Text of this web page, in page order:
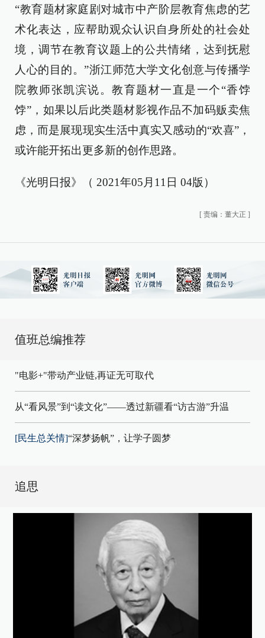
“教育题材家庭剧对城市中产阶层教育焦虑的艺
术化表达，应帮助观众认识自身所处的社会处
境，调节在教育议题上的公共情绪，达到抚慰
人心的目的。”浙江师范大学文化创意与传播学
院教师张凯滨说。教育题材一直是一个“香饽
饽”，如果以后此类题材影视作品不加码贩卖焦
虑，而是展现现实生活中真实又感动的“欢喜”，
或许能开拓出更多新的创作思路。
《光明日报》（ 2021年05月11日 04版）
[ 责编：董大正 ]
值班总编推荐
"电影+"带动产业链,再证无可取代
从“看风景”到“读文化”——透过新疆看“访古游”升温
[民生总关情]“深梦扬帆”，让学子圆梦
追思